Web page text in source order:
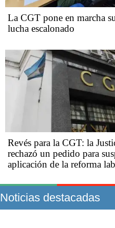
La CGT pone en marcha
lucha escalonado
Revés para la CGT: la
rechazó un pedido para
aplicación de la reforma
Noticias destacadas